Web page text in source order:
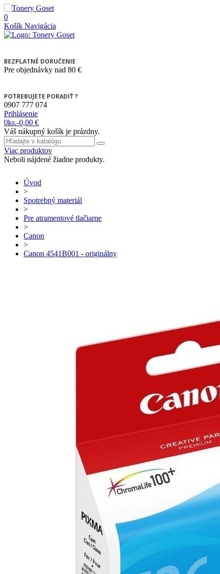
0
Košík Navigácia
BEZPLATNÉ DORUČENIE
Pre objednávky nad 80 €
POTREBUJETE PORADIŤ ?
0907 777 074
Prihlásenie
0ks.-0,00 €
Váš nákupný košík je prázdny.
Viac produktov
Neboli nájdené žiadne produkty.
Úvod
>
Spotrebný materiál
>
Pre atramentové tlačiarne
>
Canon
>
Canon 4541B001 - originálny